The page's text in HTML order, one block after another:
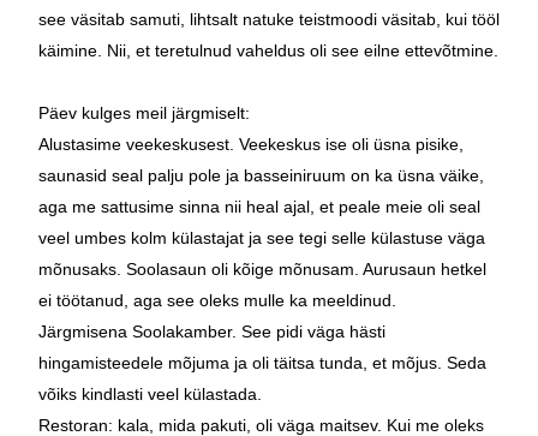
see väsitab samuti, lihtsalt natuke teistmoodi väsitab, kui tööl
käimine. Nii, et teretulnud vaheldus oli see eilne ettevõtmine.
Päev kulges meil järgmiselt:
Alustasime veekeskusest. Veekeskus ise oli üsna pisike,
saunasid seal palju pole ja basseiniruum on ka üsna väike,
aga me sattusime sinna nii heal ajal, et peale meie oli seal
veel umbes kolm külastajat ja see tegi selle külastuse väga
mõnusaks. Soolasaun oli kõige mõnusam. Aurusaun hetkel
ei töötanud, aga see oleks mulle ka meeldinud.
Järgmisena Soolakamber. See pidi väga hästi
hingamisteedele mõjuma ja oli täitsa tunda, et mõjus. Seda
võiks kindlasti veel külastada.
Restoran: kala, mida pakuti, oli väga maitsev. Kui me oleks